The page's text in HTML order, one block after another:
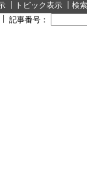
トピック表示
検索
記事番号：